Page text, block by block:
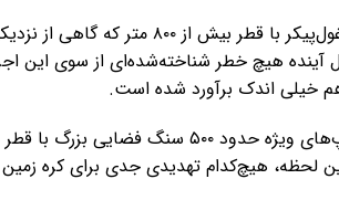
تا به امروز بیش از ۹۰ درصد سیارک‌های
هیچ خطر شناخته‌شده‌ای از سوی این
هم خیلی اندک برآورد شده است.
لحظه، هیچ‌کدام تهدیدی جدی برای کره زمین